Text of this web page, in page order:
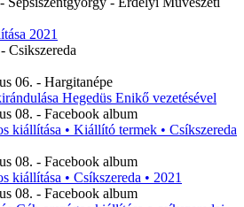
2021
Csikszereda
06. - Hargitanépe
Hegedüs Enikő vezetésével
08. - Facebook album
kiállítása • Kiállító termek • Csíkszereda
08. - Facebook album
kiállítása • Csíkszereda • 2021
08. - Facebook album